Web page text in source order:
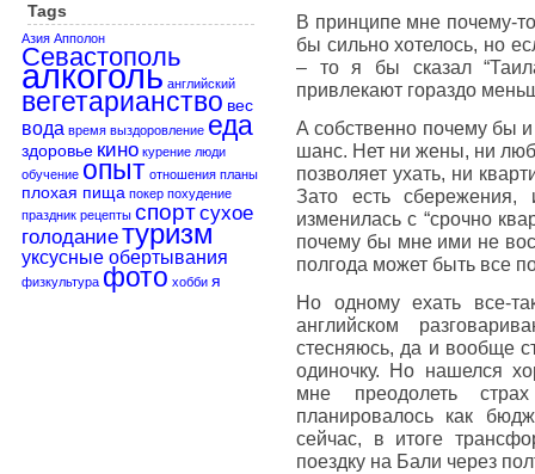
Tags
Азия Апполон
Севастополь
алкоголь английский
вегетарианство вес
вода время выздоровление еда
здоровье кино курение люди
обучение опыт отношения планы
плохая пища покер похудение
праздник рецепты спортсухое
голоданиетуризм
уксусные обертывания
физкультура фото хобби я
В принципе мне почему-
бы сильно хотелось, но
– то я бы сказал
привлекают гораздо
А собственно почему бы
шанс. Нет ни жены, ни
позволяет ухать, ни
Зато есть
изменилась с “срочно
почему бы мне ими не
полгода может быть все
Но одному ехать все-
английском
стесняюсь, да и вообще
одиночку. Но нашелся
мне преодолеть
планировалось как
сейчас, в итоге
поездку на Бали через